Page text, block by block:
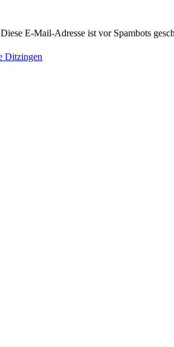
Diese E-Mail-Adresse ist vor Spambots